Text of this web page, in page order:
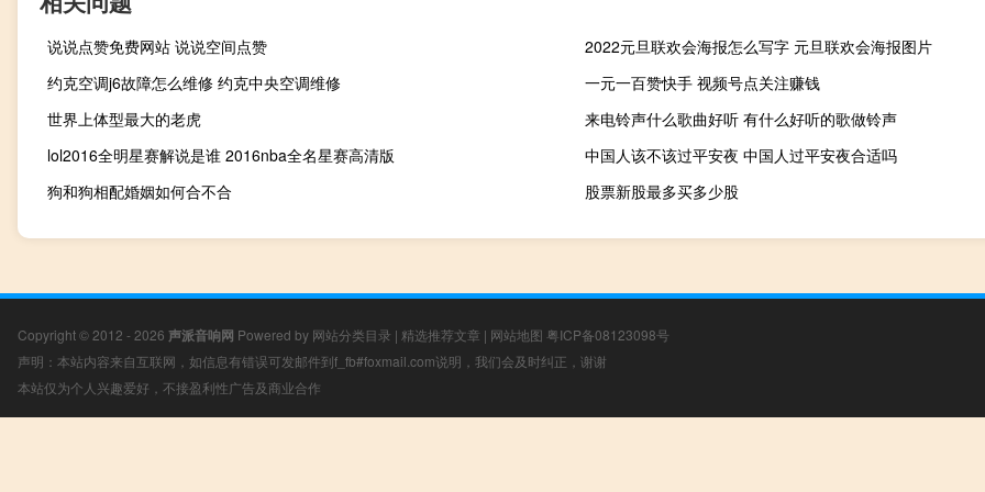
说说点赞免费网站 说说空间点赞
2022元旦联欢会海报怎么写字 元旦联欢会海报图片
约克空调j6故障怎么维修 约克中央空调维修
一元一百赞快手 视频号点关注赚钱
世界上体型最大的老虎
来电铃声什么歌曲好听 有什么好听的歌做铃声
lol2016全明星赛解说是谁 2016nba全名星赛高清版
中国人该不该过平安夜 中国人过平安夜合适吗
狗和狗相配婚姻如何合不合
股票新股最多买多少股
Copyright © 2012 - 2026 声派音响网 Powered by 网站分类目录 | 精选推荐文章 | 网站地图 粤ICP备08123098号
声明：本站内容来自互联网，如信息有错误可发邮件到f_fb#foxmail.com说明，我们会及时纠正，谢谢
本站仅为个人兴趣爱好，不接盈利性广告及商业合作